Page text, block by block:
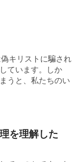
保護団体から
があるかし
働きを調査す
るのかし
ある、天国は
が謙そんし
きについて証
のよ。私たち
キリストに騙され
ています。しか
うと、私たちのい
を理解した